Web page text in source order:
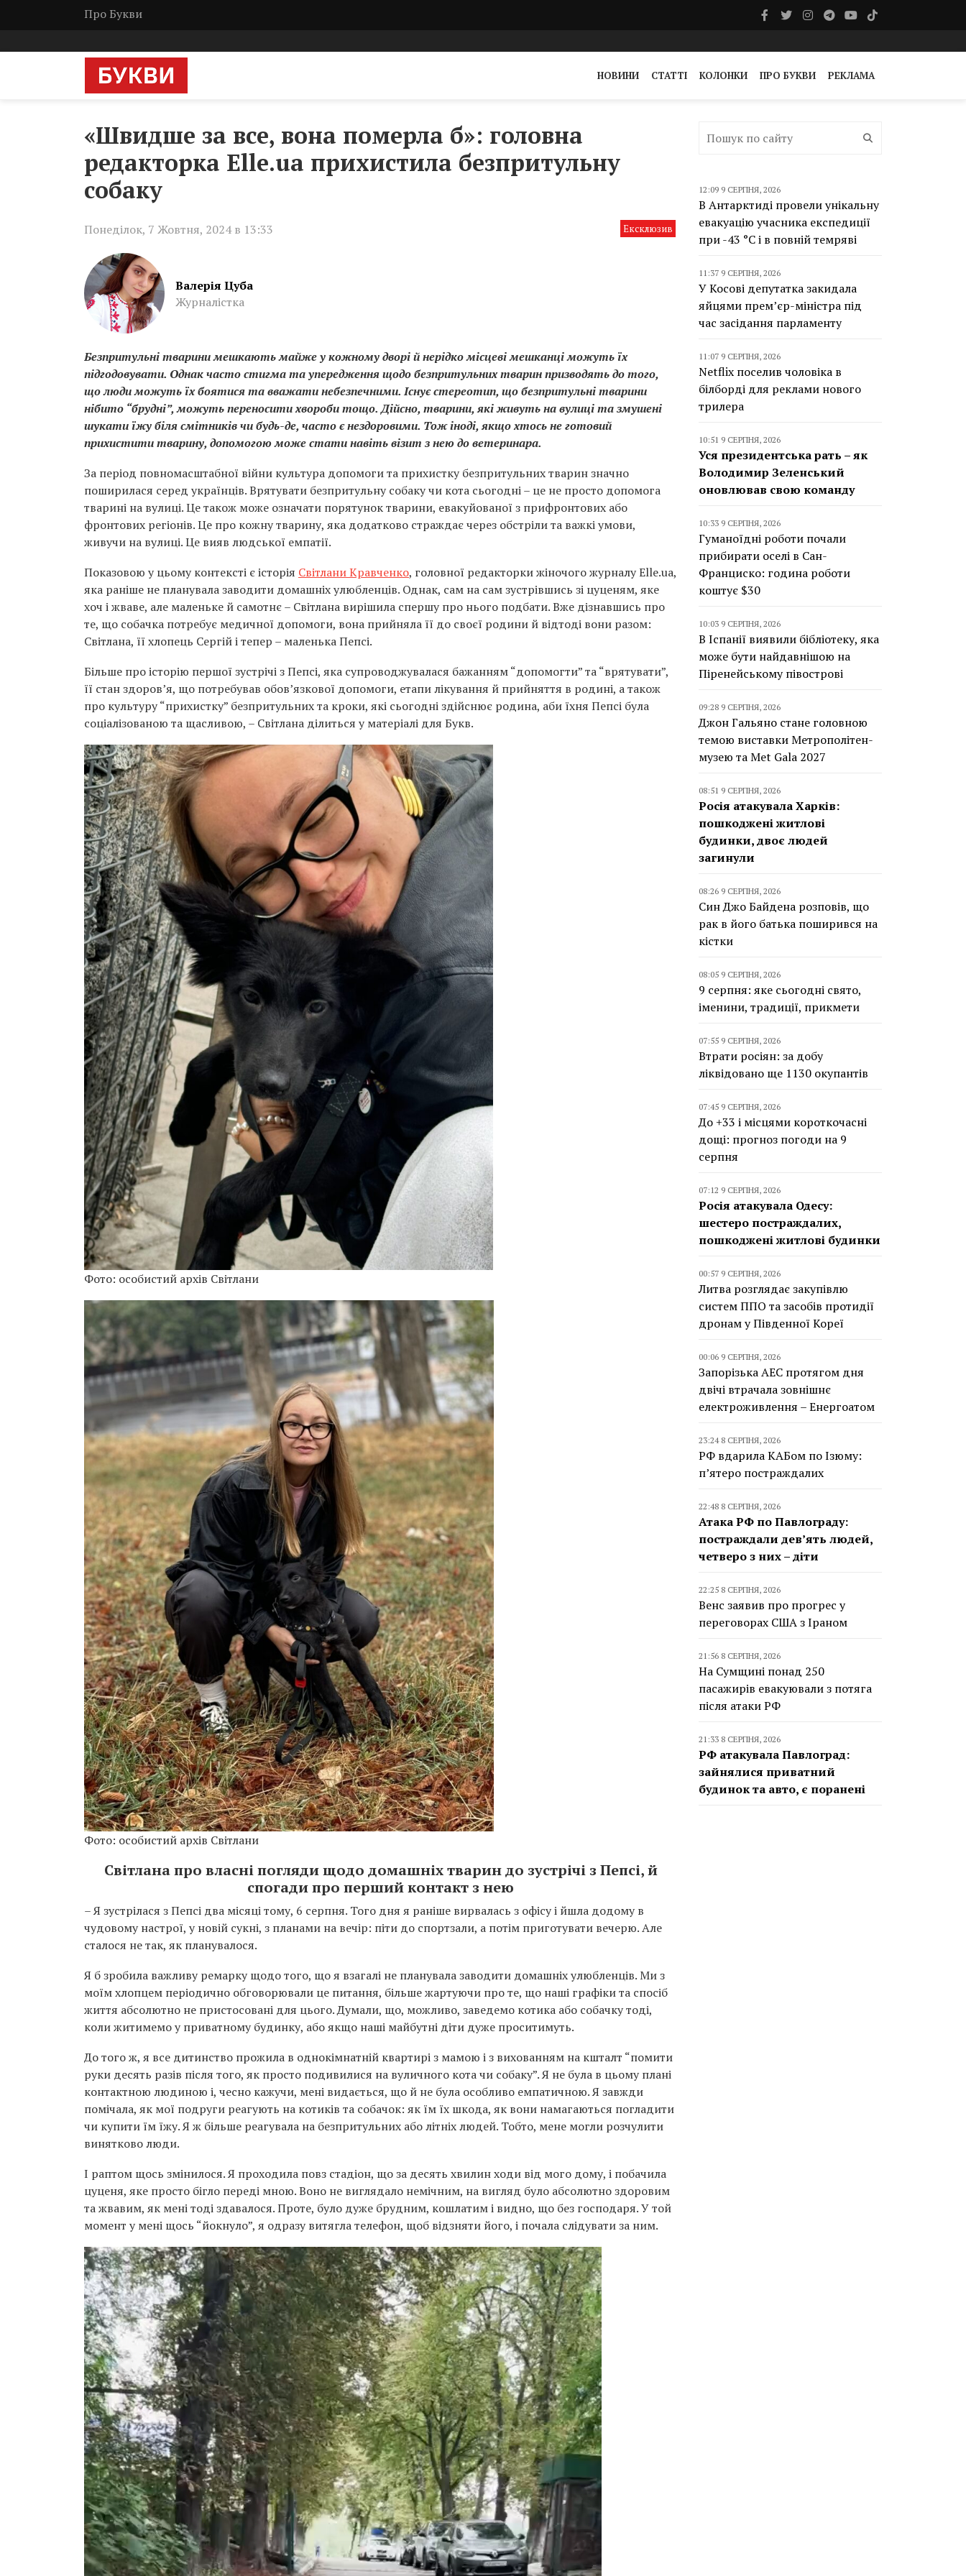
Про Букви
НОВИНИ СТАТТІ КОЛОНКИ ПРО БУКВИ РЕКЛАМА
«Швидше за все, вона померла б»: головна
редакторка Elle.ua прихистила безпритульну
собаку
Понеділок, 7 Жовтня, 2024 в 13:33 Ексклюзив
Валерія Цуба
Журналістка
Безпритульні тварини мешкають майже у кожному дворі й нерідко місцеві мешканці можуть їх
підгодовувати. Однак часто стигма та упередження щодо безпритульних тварин призводять до того,
що люди можуть їх боятися та вважати небезпечними. Існує стереотип, що безпритульні тварини
нібито “брудні”, можуть переносити хвороби тощо. Дійсно, тварини, які живуть на вулиці та змушені
шукати їжу біля смітників чи будь-де, часто є нездоровими. Тож іноді, якщо хтось не готовий
прихистити тварину, допомогою може стати навіть візит з нею до ветеринара.
За період повномасштабної війни культура допомоги та прихистку безпритульних тварин значно
поширилася серед українців. Врятувати безпритульну собаку чи кота сьогодні – це не просто допомога
тварині на вулиці. Це також може означати порятунок тварини, евакуйованої з прифронтових або
фронтових регіонів. Це про кожну тварину, яка додатково страждає через обстріли та важкі умови,
живучи на вулиці. Це вияв людської емпатії.
Показовою у цьому контексті є історія Світлани Кравченко, головної редакторки жіночого журналу Еllе.ua,
яка раніше не планувала заводити домашніх улюбленців. Однак, сам на сам зустрівшись зі цуценям, яке
хоч і жваве, але маленьке й самотнє – Світлана вирішила спершу про нього подбати. Вже дізнавшись про
те, що собачка потребує медичної допомоги, вона прийняла її до своєї родини й відтоді вони разом:
Світлана, її хлопець Сергій і тепер – маленька Пепсі.
Більше про історію першої зустрічі з Пепсі, яка супроводжувалася бажанням “допомогти” та “врятувати”,
її стан здоров’я, що потребував обов’язкової допомоги, етапи лікування й прийняття в родині, а також
про культуру “прихистку” безпритульних та кроки, які сьогодні здійснює родина, аби їхня Пепсі була
соціалізованою та щасливою, – Світлана ділиться у матеріалі для Букв.
Фото: особистий архів Світлани
Фото: особистий архів Світлани
Світлана про власні погляди щодо домашніх тварин до зустрічі з Пепсі, й
спогади про перший контакт з нею
– Я зустрілася з Пепсі два місяці тому, 6 серпня. Того дня я раніше вирвалась з офісу і йшла додому в
чудовому настрої, у новій сукні, з планами на вечір: піти до спортзали, а потім приготувати вечерю. Але
сталося не так, як планувалося.
Я б зробила важливу ремарку щодо того, що я взагалі не планувала заводити домашніх улюбленців. Ми з
моїм хлопцем періодично обговорювали це питання, більше жартуючи про те, що наші графіки та спосіб
життя абсолютно не пристосовані для цього. Думали, що, можливо, заведемо котика або собачку тоді,
коли житимемо у приватному будинку, або якщо наші майбутні діти дуже проситимуть.
До того ж, я все дитинство прожила в однокімнатній квартирі з мамою і з вихованням на кшталт “помити
руки десять разів після того, як просто подивилися на вуличного кота чи собаку”. Я не була в цьому плані
контактною людиною і, чесно кажучи, мені видається, що й не була особливо емпатичною. Я завжди
помічала, як мої подруги реагують на котиків та собачок: як їм їх шкода, як вони намагаються погладити
чи купити їм їжу. Я ж більше реагувала на безпритульних або літніх людей. Тобто, мене могли розчулити
винятково люди.
І раптом щось змінилося. Я проходила повз стадіон, що за десять хвилин ходи від мого дому, і побачила
цуценя, яке просто бігло переді мною. Воно не виглядало немічним, на вигляд було абсолютно здоровим
та жвавим, як мені тоді здавалося. Проте, було дуже брудним, кошлатим і видно, що без господаря. У той
момент у мені щось “йокнуло”, я одразу витягла телефон, щоб відзняти його, і почала слідувати за ним.
12:09 9 СЕРПНЯ, 2026
В Антарктиді провели унікальну
евакуацію учасника експедиції
при -43 °C і в повній темряві
11:37 9 СЕРПНЯ, 2026
У Косові депутатка закидала
яйцями прем’єр-міністра під
час засідання парламенту
11:07 9 СЕРПНЯ, 2026
Netflix поселив чоловіка в
білборді для реклами нового
трилера
10:51 9 СЕРПНЯ, 2026
Уся президентська рать – як
Володимир Зеленський
оновлював свою команду
10:33 9 СЕРПНЯ, 2026
Гуманоїдні роботи почали
прибирати оселі в Сан-
Франциско: година роботи
коштує $30
10:03 9 СЕРПНЯ, 2026
В Іспанії виявили бібліотеку, яка
може бути найдавнішою на
Піренейському півострові
09:28 9 СЕРПНЯ, 2026
Джон Гальяно стане головною
темою виставки Метрополітен-
музею та Met Gala 2027
08:51 9 СЕРПНЯ, 2026
Росія атакувала Харків:
пошкоджені житлові
будинки, двоє людей
загинули
08:26 9 СЕРПНЯ, 2026
Син Джо Байдена розповів, що
рак в його батька поширився на
кістки
08:05 9 СЕРПНЯ, 2026
9 серпня: яке сьогодні свято,
іменини, традиції, прикмети
07:55 9 СЕРПНЯ, 2026
Втрати росіян: за добу
ліквідовано ще 1130 окупантів
07:45 9 СЕРПНЯ, 2026
До +33 і місцями короткочасні
дощі: прогноз погоди на 9
серпня
07:12 9 СЕРПНЯ, 2026
Росія атакувала Одесу:
шестеро постраждалих,
пошкоджені житлові будинки
00:57 9 СЕРПНЯ, 2026
Литва розглядає закупівлю
систем ППО та засобів протидії
дронам у Південної Кореї
00:06 9 СЕРПНЯ, 2026
Запорізька АЕС протягом дня
двічі втрачала зовнішнє
електроживлення – Енергоатом
23:24 8 СЕРПНЯ, 2026
РФ вдарила КАБом по Ізюму:
п’ятеро постраждалих
22:48 8 СЕРПНЯ, 2026
Атака РФ по Павлограду:
постраждали дев’ять людей,
четверо з них – діти
22:25 8 СЕРПНЯ, 2026
Венс заявив про прогрес у
переговорах США з Іраном
21:56 8 СЕРПНЯ, 2026
На Сумщині понад 250
пасажирів евакуювали з потяга
після атаки РФ
21:33 8 СЕРПНЯ, 2026
РФ атакувала Павлоград:
зайнялися приватний
будинок та авто, є поранені